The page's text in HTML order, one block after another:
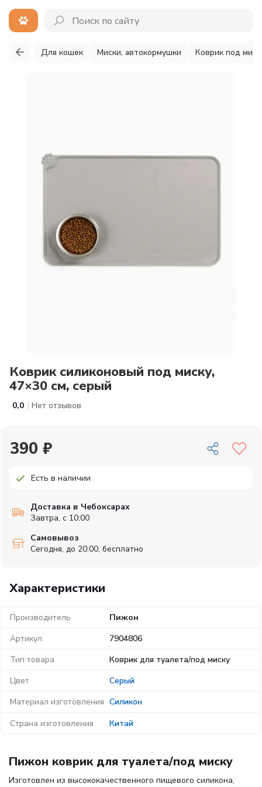
Для кошек Миски, автокормушки Коврик под
Коврик силиконовый под миску,
47×30 см, серый
0,0 | Нет отзывов
Характеристики
Производитель
Пижон
Артикул
7904806
Тип товара
Коврик для туалета/под миску
Цвет
Серый
Материал изготовления Силикон
Страна изготовления
Китай
390 ₽
Есть в наличии
Доставка в Чебоксарах
Завтра, с 10:00
Самовывоз
Сегодня, до 20:00, бесплатно
Пижон коврик для туалета/под миску
Изготовлен из высококачественного пищевого силикона,